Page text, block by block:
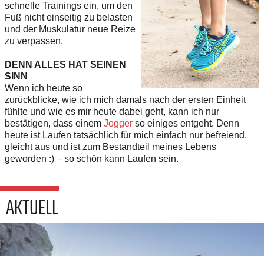
schnelle Trainings ein, um den
Fuß nicht einseitig zu belasten
und der Muskulatur neue Reize
zu verpassen.
DENN ALLES HAT SEINEN
SINN
Wenn ich heute so
zurückblicke, wie ich mich damals nach der ersten Einheit
fühlte und wie es mir heute dabei geht, kann ich nur
bestätigen, dass einem Jogger so einiges entgeht. Denn
heute ist Laufen tatsächlich für mich einfach nur befreiend,
gleicht aus und ist zum Bestandteil meines Lebens
geworden :) – so schön kann Laufen sein.
AKTUELL